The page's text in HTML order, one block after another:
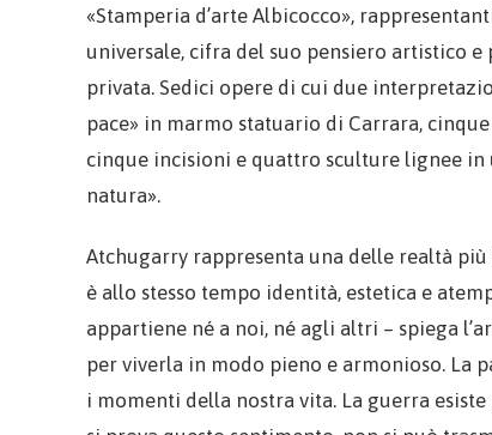
«Stamperia d’arte Albicocco»,
universale, cifra del suo pensiero artistico
privata. Sedici opere di cui due
pace» in marmo statuario di Carrara,
cinque incisioni e quattro sculture lignee in
natura».
Atchugarry rappresenta una delle realtà
è allo stesso tempo identità, estetica e
appartiene né a noi, né agli altri – spiega
per viverla in modo pieno e armonioso. La
i momenti della nostra vita. La guerra